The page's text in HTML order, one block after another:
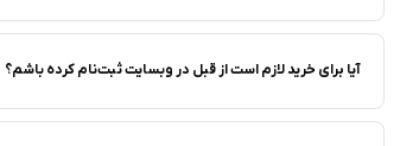
آیا برای خرید لازم است از قبل در وبسایت ثبت‌نام کرده باشم؟